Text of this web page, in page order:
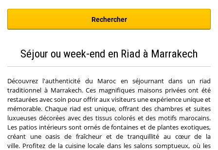
Séjour ou week-end en Riad à Marrakech
Découvrez l'authenticité du Maroc en séjournant dans un riad
traditionnel à Marrakech. Ces magnifiques maisons privées ont été
restaurées avec soin pour offrir aux visiteurs une expérience unique et
mémorable. Chaque riad est unique, offrant des chambres et suites
luxueuses décorées avec des tissus colorés et des motifs marocains.
Les patios intérieurs sont ornés de fontaines et de plantes exotiques,
créant une oasis de fraîcheur et de tranquillité au cœur de la
ville. Profitez de la cuisine locale dans les salons somptueux, où les